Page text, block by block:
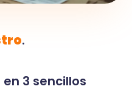
.
3 sencillos